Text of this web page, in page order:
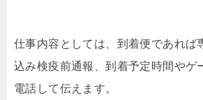
仕事内容としては、到着便であれば
込み検疫前通報、到着予定時間やゲ
電話して伝えます。